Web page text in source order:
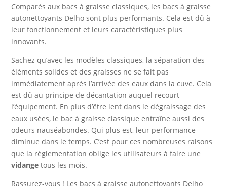
Comparés aux bacs à graisse classiques, les bacs à graisse
autonettoyants Delho sont plus performants. Cela est dû à
leur fonctionnement et leurs caractéristiques plus
innovants.
Sachez qu’avec les modèles classiques, la séparation des
éléments solides et des graisses ne se fait pas
immédiatement après l’arrivée des eaux dans la cuve. Cela
est dû au principe de décantation auquel recourt
l’équipement. En plus d’être lent dans le dégraissage des
eaux usées, le bac à graisse classique entraîne aussi des
odeurs nauséabondes. Qui plus est, leur performance
diminue dans le temps. C’est pour ces nombreuses raisons
que la réglementation oblige les utilisateurs à faire une
vidange tous les mois.
Rassurez-vous ! Les bacs à graisse autonettoyants Delho